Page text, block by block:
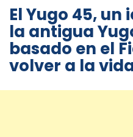
El Yugo 45,
la antigua
basado en el
volver a la